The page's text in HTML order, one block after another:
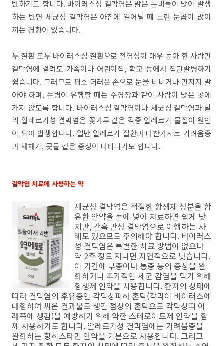
반하기도 합니다. 바이러스성 결막염은 맑은 분비물이 많이 발생
하는 반면 세균성 결막염은 아침에 일어날 때 노란 눈곱이 많이
끼는 경향이 있습니다.
두 질환 모두 바이러스성 질환으로 전염성이 매우 높아 한 사람만
결막염에 걸려도 가족이나 어린이집, 학교 등에서 집단발병하기
쉽습니다. 그러므로 평소 더러운 손으로 눈을 비비거나 만지지 말
아야 하며, 눈병이 유행할 때는 수영장과 같이 사람이 많은 곳에
가지 않도록 합니다. 바이러스성 결막염이나 세균성 결막염과 달
리 알레르기성 결막염은 꽃가루 같은 각종 알레르기 물질이 원인
이 되어 발생합니다. 일반 알레르기 질환과 마찬가지로 가려움증
과 재채기, 콧물 같은 증상이 나타나기도 합니다.
결막염 치료에 사용하는 약
세균성 결막염은 적절한 항생제 성분을 함
유한 안약을 눈에 넣어 치료하면 쉽게 낫
지만, 간혹 만성 결막염으로 이행하는 사
례도 있으므로 주의해야 합니다. 바이러스
성 결막염은 특별한 치료 방법이 없으나
약 2주 정도 지나면 자연적으로 낫습니다.
이 기간에 부종이나 통증 등의 증상을 완
화하거나 추가적인 세균 감염을 막기 위해
항생제 안약을 사용합니다. 환자의 상태에
따라 결막염의 후유증인 각막상피하 혼탁(각막이 바이러스에
대항하여 싸운 결과물로 생긴 점상의 혼탁으로 각막상피 아
래쪽에 생김)을 예방하기 위해 약한 스테로이드제 안약을 함
께 사용하기도 합니다. 알레르기성 결막염에는 가려움증을
완화하는 항히스타민 안약을 기본으로 사용합니다. 그리고